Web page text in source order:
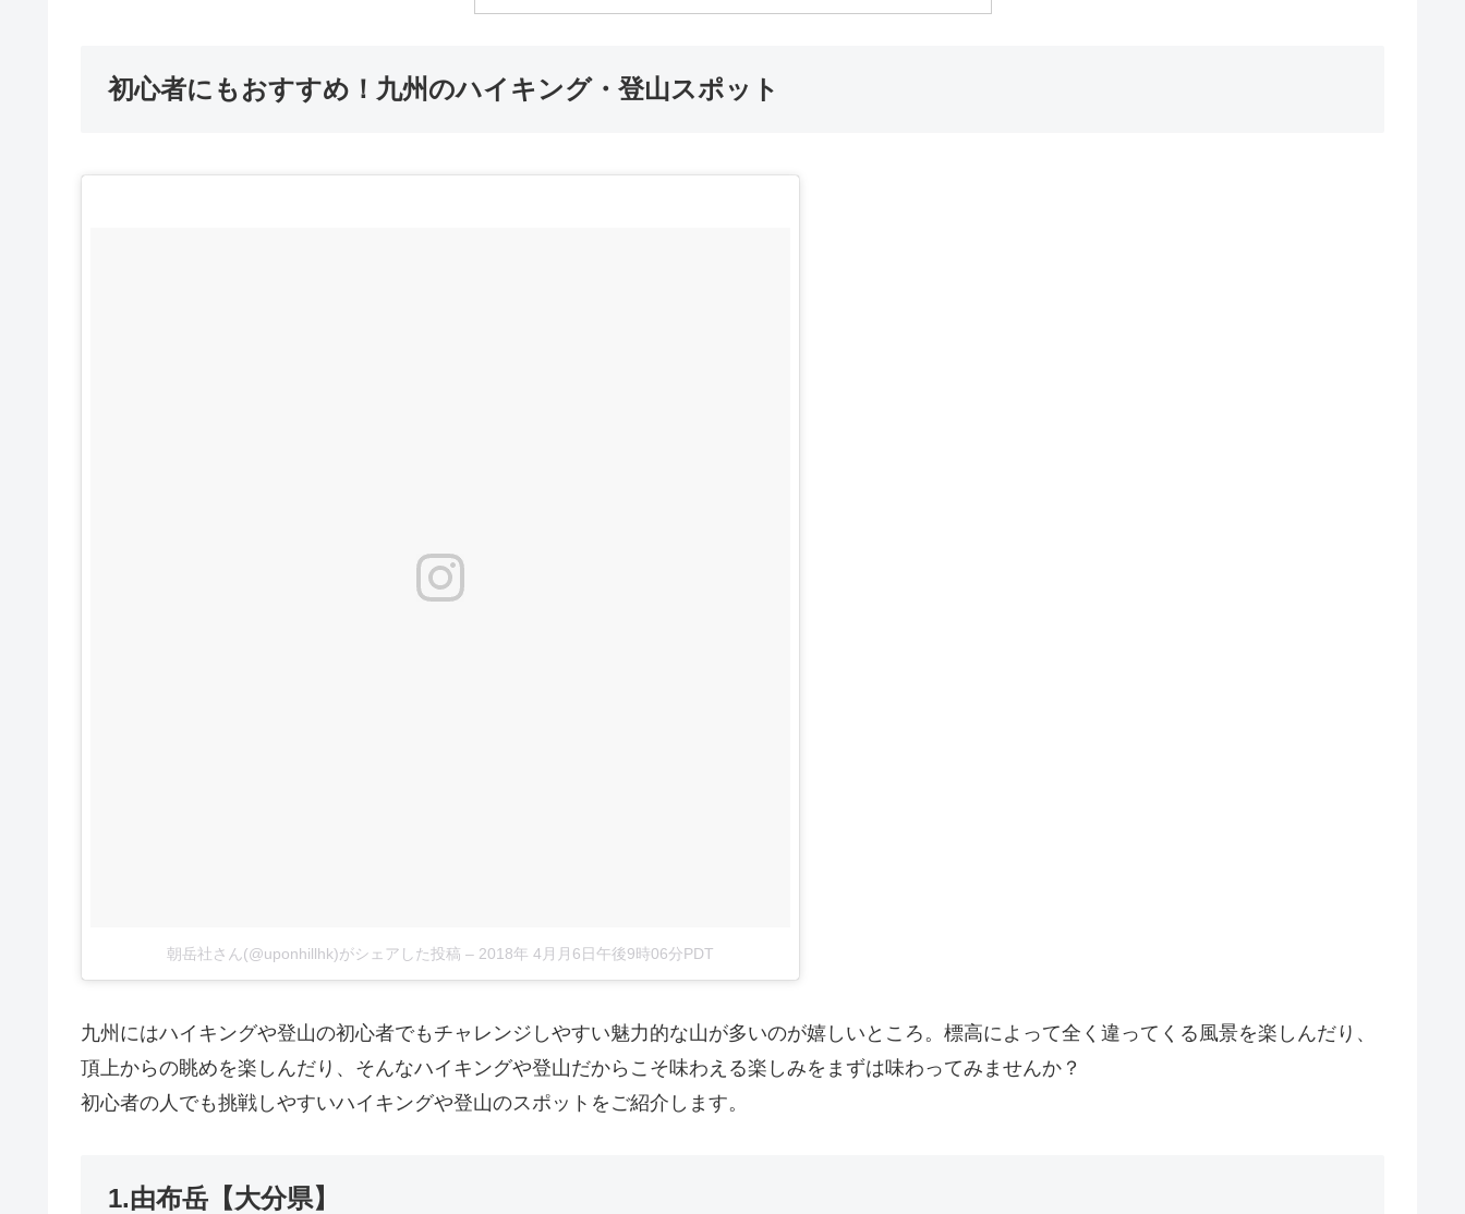
初心者にもおすすめ！九州のハイキング・登山スポット
朝岳社さん(@uponhillhk)がシェアした投稿 – 2018年 4月月6日午後9時06分PDT
九州にはハイキングや登山の初心者でもチャレンジしやすい魅力的な山が多いのが嬉しいところ。標高によって全く違ってくる風景を楽しんだり、
頂上からの眺めを楽しんだり、そんなハイキングや登山だからこそ味わえる楽しみをまずは味わってみませんか？
初心者の人でも挑戦しやすいハイキングや登山のスポットをご紹介します。
1.由布岳【大分県】